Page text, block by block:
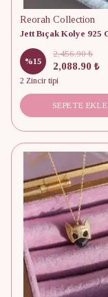
Reorah Collection
%15
2,456.90 ₺
2,088.90 ₺
2 Zincir tipi
SEPETE EKLE